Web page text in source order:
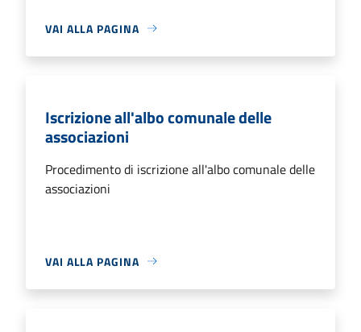
VAI ALLA PAGINA
Iscrizione all'albo comunale delle
associazioni
Procedimento di iscrizione all'albo comunale delle
associazioni
VAI ALLA PAGINA